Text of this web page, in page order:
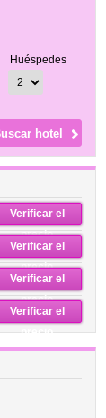
Huéspedes
Verificar el
precio
Verificar el
precio
Verificar el
precio
Verificar el
precio